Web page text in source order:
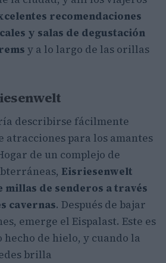
recomendaciones
y salas de degustación
y a lo largo de las orillas
describirse fácilmente
atracciones para los amantes
de un complejo de
Eisriesenwelt
millas de senderos a través
cavernas. Después de bajar
emerge el Eispalast. Este es
de hielo, y cuando la
brilla